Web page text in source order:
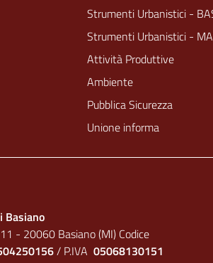
Strumenti Urbanistici -
Strumenti Urbanistici -
Attività Produttive
Ambiente
Pubblica Sicurezza
Unione informa
Basiano
- 20060 Basiano (MI) Codice
/ P.IVA 05068130151